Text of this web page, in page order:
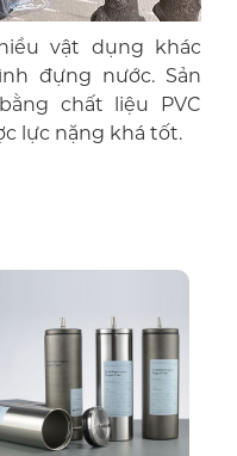
vật dụng khác
đựng nước. Sản
chất liệu PVC
lực nặng khá tốt.